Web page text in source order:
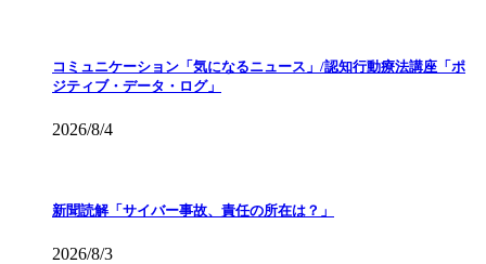
コミュニケーション「気になるニュース」/認知行動療法講座「ポ
ジティブ・データ・ログ」
2026/8/4
新聞読解「サイバー事故、責任の所在は？」
2026/8/3